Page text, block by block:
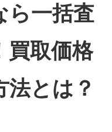
ら一括査
買取価格
法とは？